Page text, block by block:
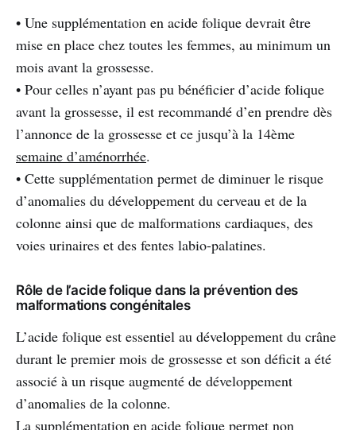
• Une supplémentation en acide folique devrait être
mise en place chez toutes les femmes, au minimum un
mois avant la grossesse.
• Pour celles n’ayant pas pu bénéficier d’acide folique
avant la grossesse, il est recommandé d’en prendre dès
l’annonce de la grossesse et ce jusqu’à la 14ème
semaine d’aménorrhée.
• Cette supplémentation permet de diminuer le risque
d’anomalies du développement du cerveau et de la
colonne ainsi que de malformations cardiaques, des
voies urinaires et des fentes labio-palatines.
Rôle de l’acide folique dans la prévention des
malformations congénitales
L’acide folique est essentiel au développement du crâne
durant le premier mois de grossesse et son déficit a été
associé à un risque augmenté de développement
d’anomalies de la colonne.
La supplémentation en acide folique permet non